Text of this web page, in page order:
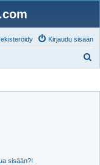
Kirjaudu sisään
sisään?!